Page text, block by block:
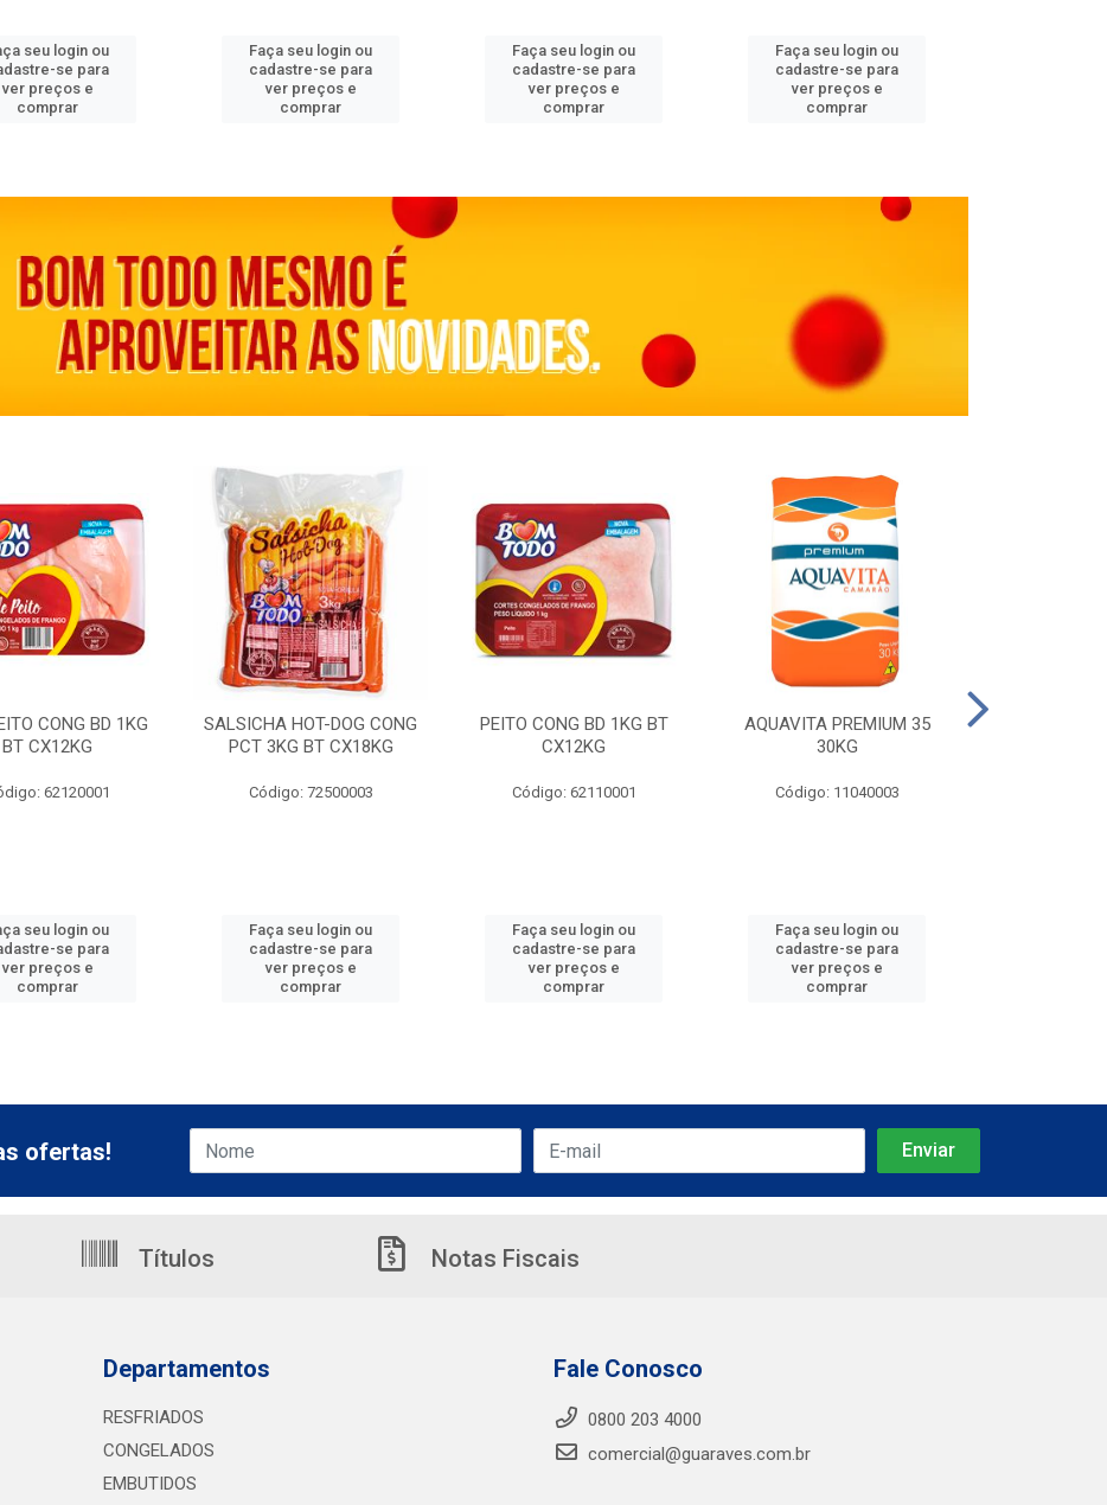
seu login ou
se para
ver preços e
comprar
Faça seu login ou
cadastre-se para
ver preços e
comprar
Faça seu login ou
cadastre-se para
ver preços e
comprar
Faça seu login ou
cadastre-se para
ver preços e
comprar
CONG BD 1KG
BT CX12KG
62120001
seu login ou
se para
ver preços e
comprar
SALSICHA HOT-DOG CONG
PCT 3KG BT CX18KG
Código: 72500003
Faça seu login ou
cadastre-se para
ver preços e
comprar
PEITO CONG BD 1KG BT
CX12KG
Código: 62110001
Faça seu login ou
cadastre-se para
ver preços e
comprar
AQUAVITA PREMIUM 35
30KG
Código: 11040003
Faça seu login ou
cadastre-se para
ver preços e
comprar
ofertas!
Títulos Notas Fiscais
Departamentos
RESFRIADOS
CONGELADOS
EMBUTIDOS
Fale Conosco
0800 203 4000
comercial@guaraves.com.br